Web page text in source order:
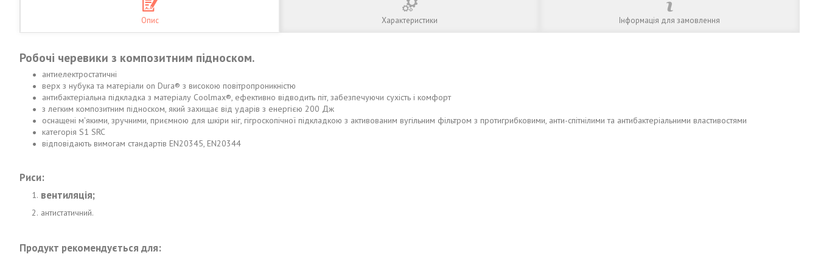
Опис Характеристики Інформація для замовлення
Робочі черевики з композитним підноском.
антиелектростатичні
верх з нубука та матеріали on Dura® з високою повітропроникністю
антибактеріальна підкладка з матеріалу Coolmax®, ефективно відводить піт, забезпечуючи сухість і комфорт
з легким композитним підноском, який захищає від ударів з енергією 200 Дж
оснащені м'якими, зручними, приємною для шкіри ніг, гігроскопічної підкладкою з активованим вугільним фільтром з протигрибковими, анти-спітнілими та антибактеріальними властивостями
категорія S1 SRC
відповідають вимогам стандартів EN20345, EN20344
Риси:
вентиляція;
антистатичний.
Продукт рекомендується для: